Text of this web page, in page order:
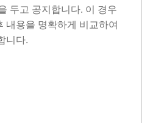
두고 공지합니다. 이 경우
내용을 명확하게 비교하여
니다.